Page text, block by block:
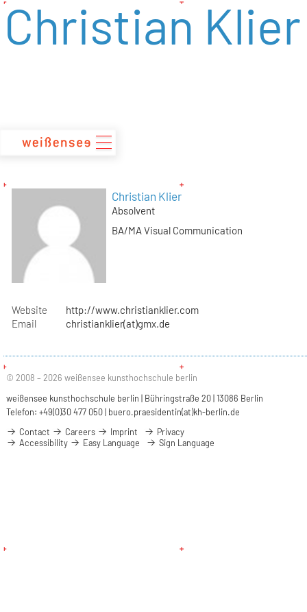
zum
Inhalt
Christian Klier
Christian Klier
Absolvent
BA/MA Visual Communication
Website
http://www.christianklier.com
Email
christianklier(at)gmx.de
© 2008 – 2026 weißensee kunsthochschule berlin
weißensee kunsthochschule berlin | Bühringstraße 20 | 13086 Berlin
Telefon: +49(0)30 477 050 | buero.praesidentin(at)kh-berlin.de
Contact
Careers Imprint
Privacy
Accessibility
Easy Language Sign Language